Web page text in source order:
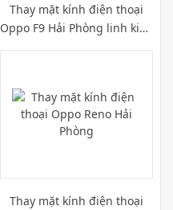
Thay mặt kính điện thoại
Oppo F9 Hải Phòng linh kiện
Thay mặt kính điện thoại